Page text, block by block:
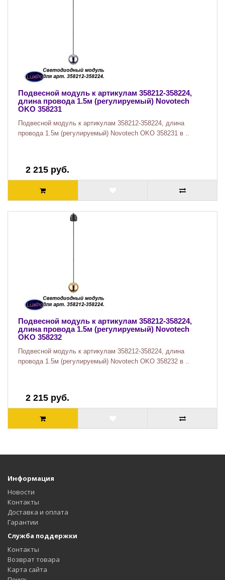
Подвесной модуль к артикулам 358212-358224,
длина провода 1.5м (регулируемый) Novotech
OKO 358231
Подвесной модуль к артикулам 358212-358224, длина
провода 1.5м (регулируемый) Novotech OKO 358231 в ..
2 215 руб.
Подвесной модуль к артикулам 358212-358224,
длина провода 1.5м (регулируемый) Novotech
OKO 358232
Подвесной модуль к артикулам 358212-358224, длина
провода 1.5м (регулируемый) Novotech OKO 358232 в ..
2 215 руб.
Информация
Новости
Контакты
Доставка и оплата
Гарантии
Служба поддержки
Контакты
Возврат товара
Карта сайта